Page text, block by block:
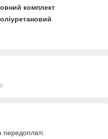
комплект
передоплаті.